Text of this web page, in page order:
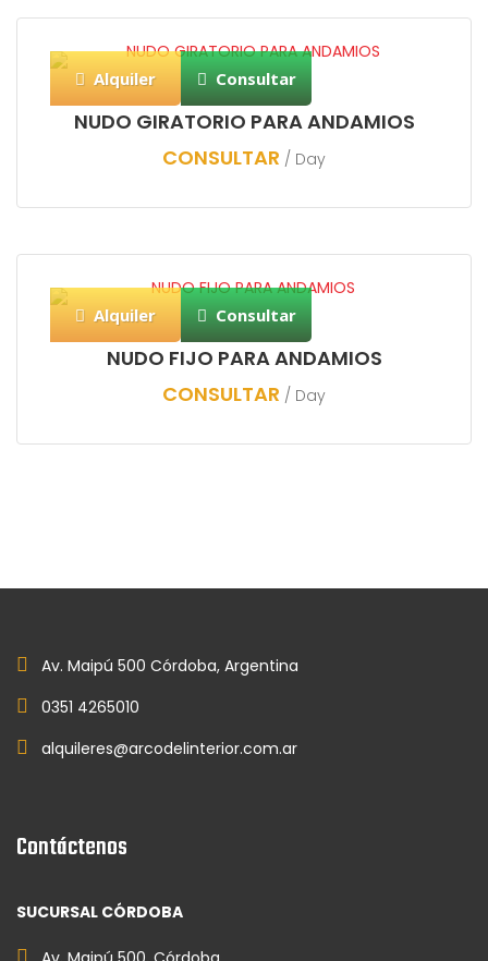
NUDO GIRATORIO PARA ANDAMIOS
CONSULTAR / Day
NUDO FIJO PARA ANDAMIOS
CONSULTAR / Day
Av. Maipú 500 Córdoba, Argentina
0351 4265010
alquileres@arcodelinterior.com.ar
Contáctenos
SUCURSAL CÓRDOBA
Alquiler Consultar
Alquiler Consultar